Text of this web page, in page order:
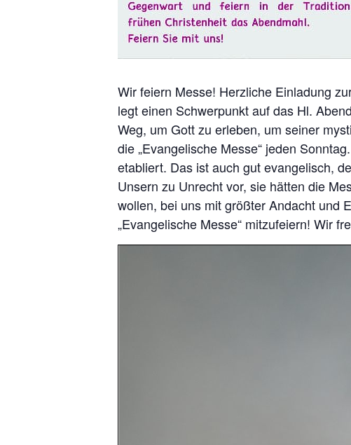
Wir feiern Messe! Herzliche Einladung
legt einen Schwerpunkt auf das Hl.
Weg, um Gott zu erleben, um seiner
die „Evangelische Messe“ jeden
etabliert. Das ist auch gut evangelisch,
Unsern zu Unrecht vor, sie hätten die
wollen, bei uns mit größter Andacht und
„Evangelische Messe“ mitzufeiern! Wir